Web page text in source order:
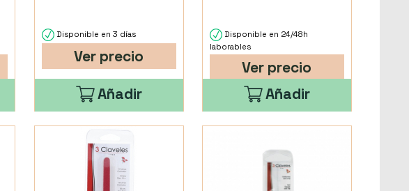
Disponible en 3 días
Ver precio
Añadir
Disponible en 24/48h
laborables
Ver precio
Añadir